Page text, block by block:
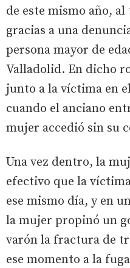
de este mismo año,
gracias a una
persona mayor de
Valladolid. En dicho
junto a la víctima en
cuando el anciano
mujer accedió sin su
Una vez dentro, la
efectivo que la
ese mismo día, y en
la mujer propinó un
varón la fractura de
ese momento a la